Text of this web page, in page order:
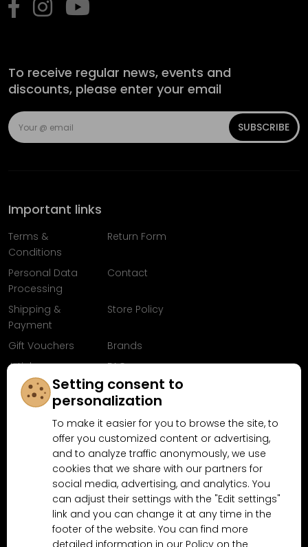
To receive regular news, events and
discounts, please enter your email
SUBSCRIBE
Important links
Terms &
Conditions
Return Form
Personal Data
Processing
Contact
Shipping &
Payment
Store Policy
Gift Vouchers
Brands
Articles
FAQ
Follow us on
Facebook
Why shop at MN-Modelar.com
4.9/5(10481x) 4.5/5 (189x)
Setting consent to
personalization
To make it easier for you to browse the site, to
offer you customized content or advertising,
and to analyze traffic anonymously, we use
cookies that we share with our partners for
social media, advertising, and analytics. You
can adjust their settings with the "Edit settings"
link and you can change it at any time in the
footer of the website. You can find more
detailed information in our Policy on the